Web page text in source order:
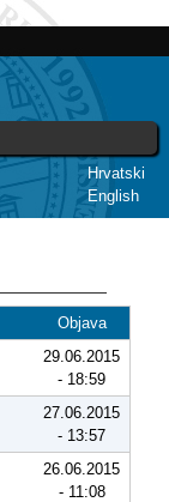
Hrvatski
English
Objava
29.06.2015
- 18:59
27.06.2015
- 13:57
26.06.2015
- 11:08